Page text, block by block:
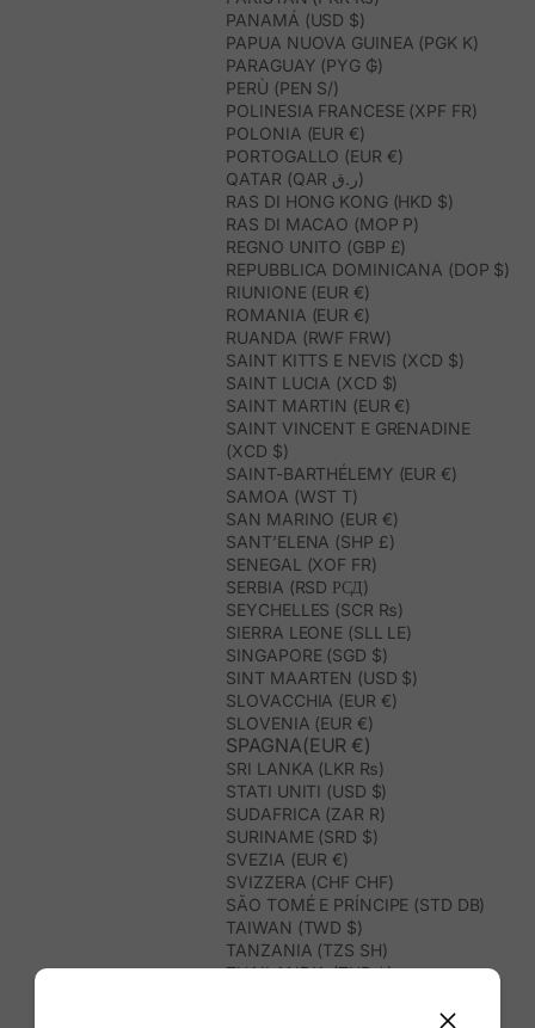
PANAMÁ (USD $)
PAPUA NUOVA GUINEA (PGK K)
PARAGUAY (PYG ₲)
PERÙ (PEN S/)
POLINESIA FRANCESE (XPF FR)
POLONIA (EUR €)
PORTOGALLO (EUR €)
QATAR (QAR ر.ق)
RAS DI HONG KONG (HKD $)
RAS DI MACAO (MOP P)
REGNO UNITO (GBP £)
REPUBBLICA DOMINICANA (DOP $)
RIUNIONE (EUR €)
ROMANIA (EUR €)
RUANDA (RWF FRW)
SAINT KITTS E NEVIS (XCD $)
SAINT LUCIA (XCD $)
SAINT MARTIN (EUR €)
SAINT VINCENT E GRENADINE
(XCD $)
SAINT-BARTHÉLEMY (EUR €)
SAMOA (WST T)
SAN MARINO (EUR €)
SANT’ELENA (SHP £)
SENEGAL (XOF FR)
SERBIA (RSD РСД)
SEYCHELLES (SCR ₨)
SIERRA LEONE (SLL LE)
SINGAPORE (SGD $)
SINT MAARTEN (USD $)
SLOVACCHIA (EUR €)
SLOVENIA (EUR €)
SPAGNA(EUR €)
SRI LANKA (LKR ₨)
STATI UNITI (USD $)
SUDAFRICA (ZAR R)
SURINAME (SRD $)
SVEZIA (EUR €)
SVIZZERA (CHF CHF)
SÃO TOMÉ E PRÍNCIPE (STD DB)
TAIWAN (TWD $)
TANZANIA (TZS SH)
THAILANDIA (THB ฿)